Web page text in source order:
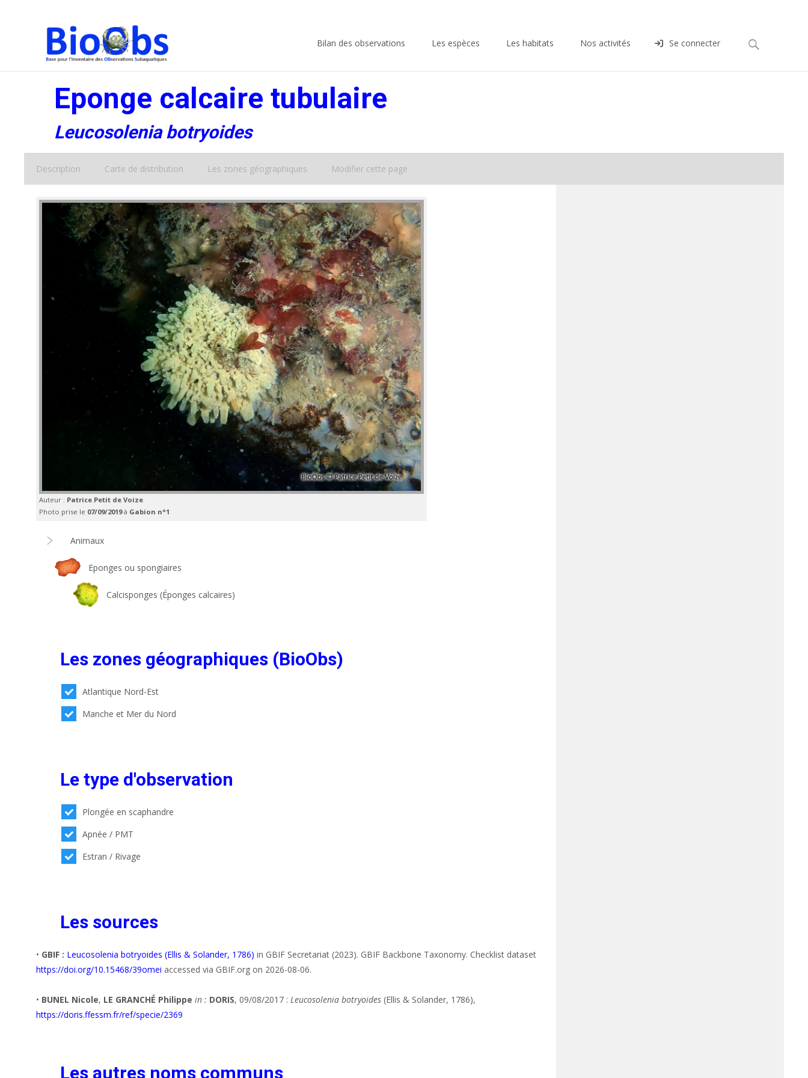
Bilan des observations Les espèces Les habitats Nos activités Se connecter Rechercher :
Eponge calcaire tubulaire
Leucosolenia botryoides
Description Carte de distribution Les zones géographiques Modifier cette page
Auteur : Patrice Petit de Voize
Photo prise le 07/09/2019à Gabion n°1
Animaux
Eponges ou spongiaires
Calcisponges (Éponges calcaires)
Les zones géographiques (BioObs)
Atlantique Nord-Est
Manche et Mer du Nord
Le type d'observation
Plongée en scaphandre
Apnée / PMT
Estran / Rivage
Les sources
• GBIF : Leucosolenia botryoides (Ellis & Solander, 1786) in GBIF Secretariat (2023). GBIF Backbone Taxonomy. Checklist dataset
https://doi.org/10.15468/39omei accessed via GBIF.org on 2026-08-06.
• BUNEL Nicole, LE GRANCHÉ Philippe in : DORIS, 09/08/2017 : Leucosolenia botryoides (Ellis & Solander, 1786),
https://doris.ffessm.fr/ref/specie/2369
Les autres noms communs